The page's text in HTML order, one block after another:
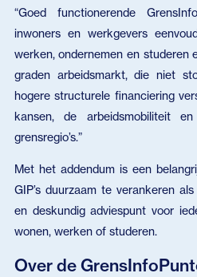
“Goed functionerende
inwoners en werkgevers
werken, ondernemen en
graden arbeidsmarkt, die niet
hogere structurele financiering
kansen, de arbeidsmobiliteit
grensregio’s.”
Met het addendum is een
GIP’s duurzaam te verankeren
en deskundig adviespunt voor
wonen, werken of studeren.
Over de